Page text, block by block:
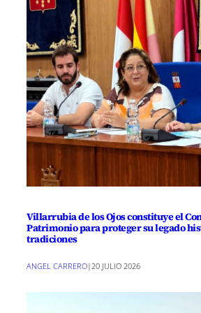
Villarrubia de los Ojos constituye el
Patrimonio para proteger su legado
tradiciones
ANGEL CARRERO|20 JULIO 2026